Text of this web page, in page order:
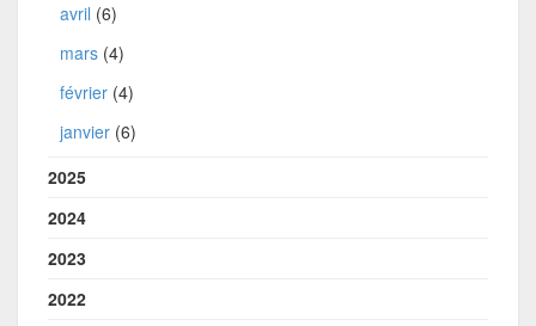
avril (6)
mars (4)
février (4)
janvier (6)
2025
2024
2023
2022